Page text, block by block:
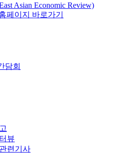
Asian Economic Review)
페이지 바로가기
담회
뷰
련기사